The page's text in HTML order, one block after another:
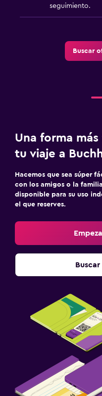
seguimiento.
Buscar
Una forma
tu viaje a
Hacemos que sea súper
con los amigos o la
disponible para su uso
el que reserves.
Buscar